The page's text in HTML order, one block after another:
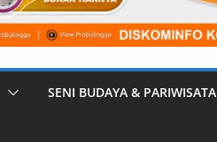
SENI BUDAYA & PARIWISATA